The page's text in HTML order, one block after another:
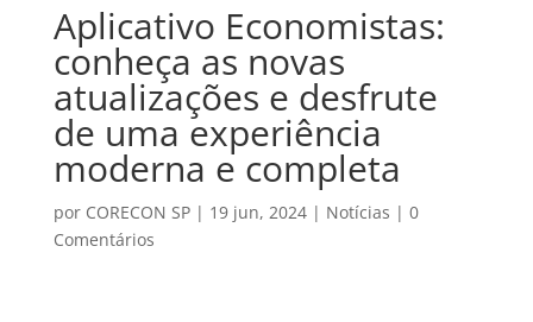
Aplicativo Economistas:
conheça as novas
atualizações e desfrute
de uma experiência
moderna e completa
por CORECON SP| 19 jun, 2024| Notícias | 0
Comentários